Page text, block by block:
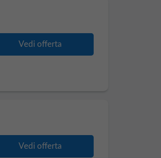
Vedi offerta
Vedi offerta